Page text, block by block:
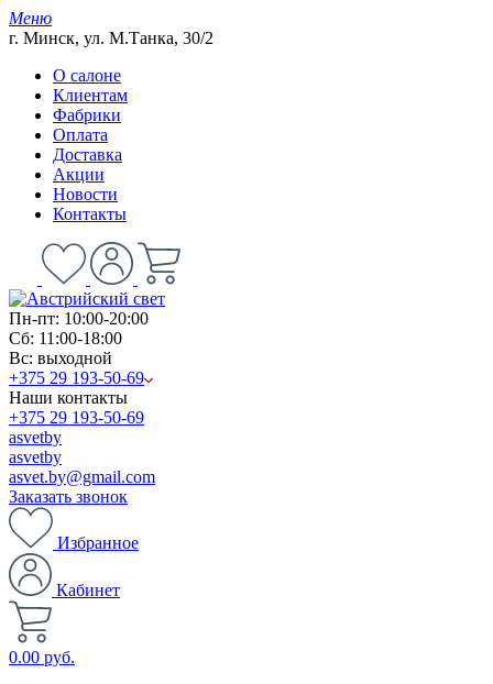
Меню
г. Минск, ул. М.Танка, 30/2
О салоне
Клиентам
Фабрики
Оплата
Доставка
Акции
Новости
Контакты
Пн-пт: 10:00-20:00
Сб: 11:00-18:00
Вс: выходной
+375 29 193-50-69
Наши контакты
+375 29 193-50-69
asvetby
asvetby
asvet.by@gmail.com
Заказать звонок
Избранное
Кабинет
0.00 руб.